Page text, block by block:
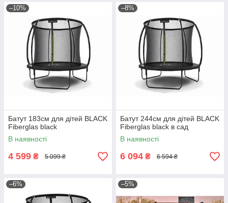
–10%
Батут 183см для дітей BLACK
Fiberglas black
В наявності
4 599 ₴ 5 099 ₴
–8%
Батут 244см для дітей BLACK
Fiberglas black в сад
В наявності
6 094 ₴ 6 594 ₴
–6% –5%